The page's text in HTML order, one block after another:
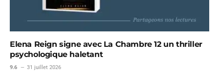
Elena Reign signe avec La Chambre 12 un thriller
psychologique haletant
9.6 31 juillet 2026